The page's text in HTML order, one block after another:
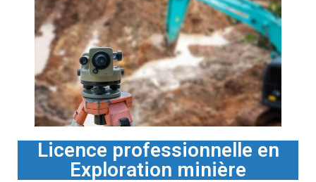
Licence professionnelle en
Exploration minière